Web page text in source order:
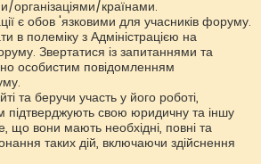
організаціями/країнами.
є обов 'язковими для учасників форуму.
в полеміку з Адміністрацією на
Звертатися із запитаннями та
особистим повідомленням
та беручи участь у його роботі,
свою юридичну та іншу
що вони мають необхідні, повні та
таких дій, включаючи здійснення